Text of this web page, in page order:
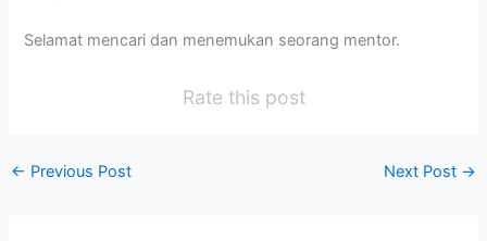
Selamat mencari dan menemukan seorang mentor.
Rate this post
← Previous Post Next Post →